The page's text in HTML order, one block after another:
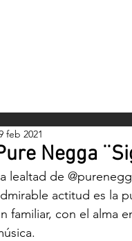
Negga
feb 2021
lealtad de
actitud es la
familiar, con el alma